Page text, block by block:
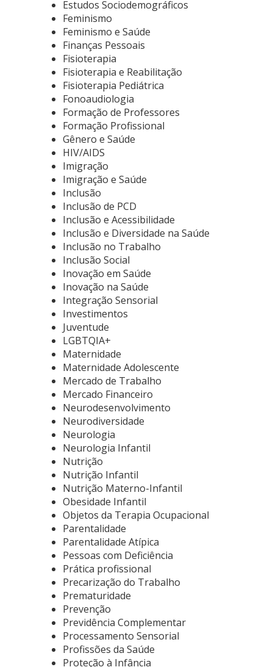
Estudos Sociodemográficos
Feminismo
Feminismo e Saúde
Finanças Pessoais
Fisioterapia
Fisioterapia e Reabilitação
Fisioterapia Pediátrica
Fonoaudiologia
Formação de Professores
Formação Profissional
Gênero e Saúde
HIV/AIDS
Imigração
Imigração e Saúde
Inclusão
Inclusão de PCD
Inclusão e Acessibilidade
Inclusão e Diversidade na Saúde
Inclusão no Trabalho
Inclusão Social
Inovação em Saúde
Inovação na Saúde
Integração Sensorial
Investimentos
Juventude
LGBTQIA+
Maternidade
Maternidade Adolescente
Mercado de Trabalho
Mercado Financeiro
Neurodesenvolvimento
Neurodiversidade
Neurologia
Neurologia Infantil
Nutrição
Nutrição Infantil
Nutrição Materno-Infantil
Obesidade Infantil
Objetos da Terapia Ocupacional
Parentalidade
Parentalidade Atípica
Pessoas com Deficiência
Prática profissional
Precarização do Trabalho
Prematuridade
Prevenção
Previdência Complementar
Processamento Sensorial
Profissões da Saúde
Proteção à Infância